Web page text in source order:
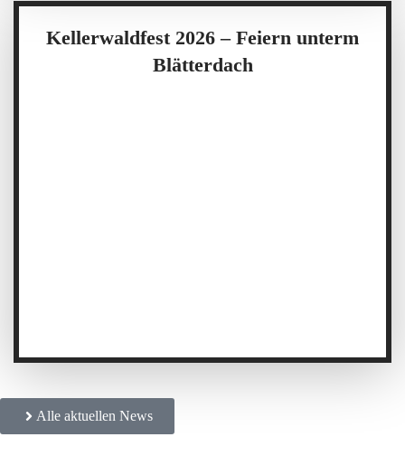
Kellerwaldfest 2026 – Feiern unterm
Blätterdach
Alle aktuellen News